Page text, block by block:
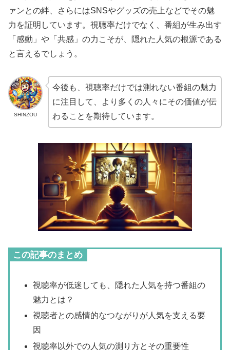
ァンとの絆、さらにはSNSやグッズの売上などでその魅
力を証明しています。視聴率だけでなく、番組が生み出す
「感動」や「共感」の力こそが、隠れた人気の根源である
と言えるでしょう。
SHINZOU
今後も、視聴率だけでは測れない番組の魅力
に注目して、より多くの人々にその価値が伝
わることを期待しています。
この記事のまとめ
視聴率が低迷しても、隠れた人気を持つ番組の
魅力とは？
視聴者との感情的なつながりが人気を支える要
因
視聴率以外での人気の測り方とその重要性